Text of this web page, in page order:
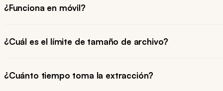
¿Funciona en móvil?
¿Cuál es el límite de tamaño de archivo?
¿Cuánto tiempo toma la extracción?